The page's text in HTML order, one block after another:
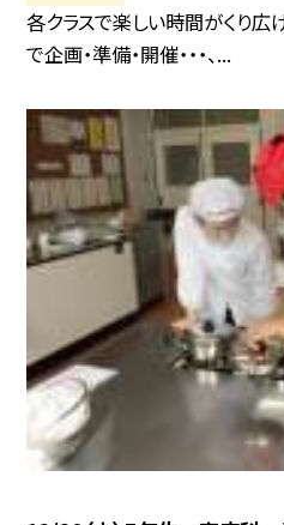
各クラスで楽しい時間がくり広
で企画・準備・開催・・・、...